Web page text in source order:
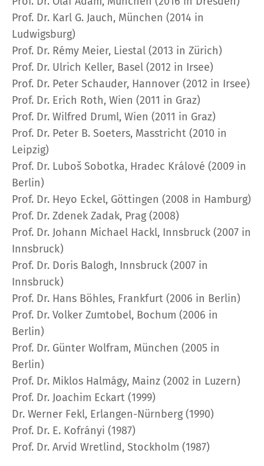
Prof. Dr. Karl G. Jauch, München (2014 in
Ludwigsburg)
Prof. Dr. Rémy Meier, Liestal (2013 in Zürich)
Prof. Dr. Ulrich Keller, Basel (2012 in Irsee)
Prof. Dr. Peter Schauder, Hannover (2012 in Irsee)
Prof. Dr. Erich Roth, Wien (2011 in Graz)
Prof. Dr. Wilfred Druml, Wien (2011 in Graz)
Prof. Dr. Peter B. Soeters, Masstricht (2010 in
Leipzig)
Prof. Dr. Luboš Sobotka, Hradec Králové (2009 in
Berlin)
Prof. Dr. Heyo Eckel, Göttingen (2008 in Hamburg)
Prof. Dr. Zdenek Zadak, Prag (2008)
Prof. Dr. Johann Michael Hackl, Innsbruck (2007 in
Innsbruck)
Prof. Dr. Doris Balogh, Innsbruck (2007 in
Innsbruck)
Prof. Dr. Hans Böhles, Frankfurt (2006 in Berlin)
Prof. Dr. Volker Zumtobel, Bochum (2006 in
Berlin)
Prof. Dr. Günter Wolfram, München (2005 in
Berlin)
Prof. Dr. Miklos Halmágy, Mainz (2002 in Luzern)
Prof. Dr. Joachim Eckart (1999)
Dr. Werner Fekl, Erlangen-Nürnberg (1990)
Prof. Dr. E. Kofrányi (1987)
Prof. Dr. Arvid Wretlind, Stockholm (1987)